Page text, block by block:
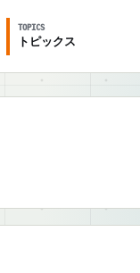
TOPICS
トピックス